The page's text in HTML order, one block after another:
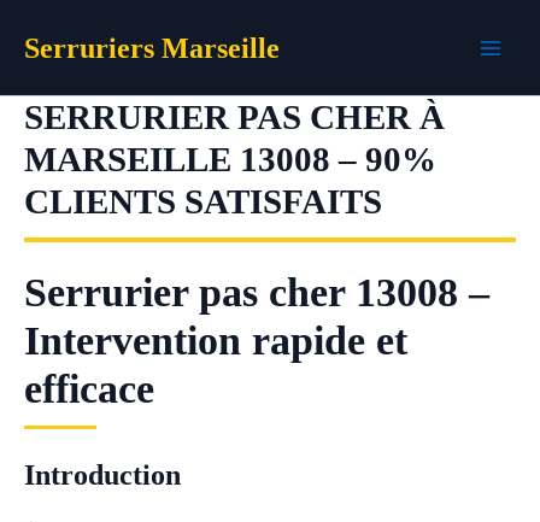
Serruriers Marseille
SERRURIER PAS CHER À
MARSEILLE 13008 – 90%
CLIENTS SATISFAITS
Serrurier pas cher 13008 –
Intervention rapide et
efficace
Introduction